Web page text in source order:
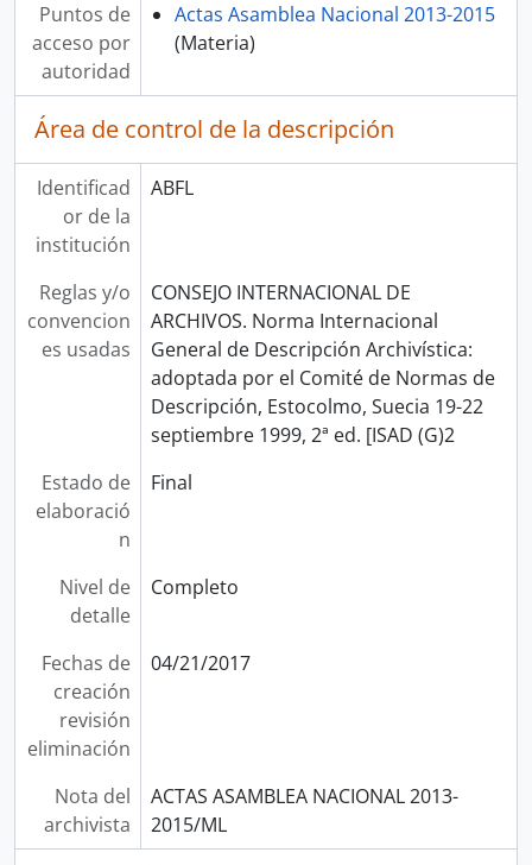
Puntos de
acceso por
autoridad
Actas Asamblea Nacional 2013-2015
(Materia)
Área de control de la descripción
Identificad
or de la
institución
ABFL
Reglas y/o
convencion
es usadas
CONSEJO INTERNACIONAL DE
ARCHIVOS. Norma Internacional
General de Descripción Archivística:
adoptada por el Comité de Normas de
Descripción, Estocolmo, Suecia 19-22
septiembre 1999, 2ª ed. [ISAD (G)2
Estado de
elaboració
n
Final
Nivel de
detalle
Completo
Fechas de
creación
revisión
eliminación
04/21/2017
Nota del
archivista
ACTAS ASAMBLEA NACIONAL 2013-
2015/ML